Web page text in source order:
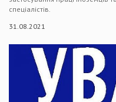
спеціалістів.
31.08.2021